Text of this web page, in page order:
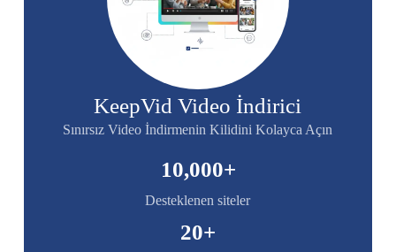
KeepVid Video İndirici
Sınırsız Video İndirmenin Kilidini Kolayca Açın
Desteklenen siteler
10,000+
20+